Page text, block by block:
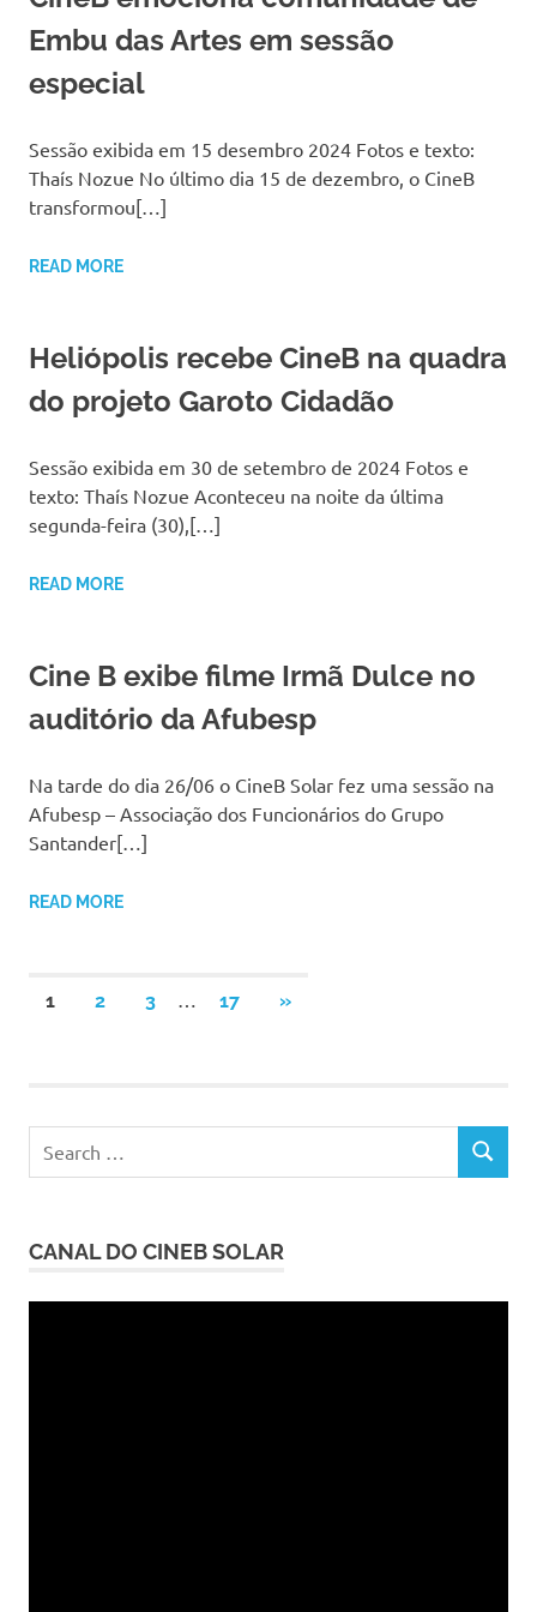
Embu das Artes em sessão
especial
Sessão exibida em 15 desembro 2024 Fotos e texto:
Thaís Nozue No último dia 15 de dezembro, o CineB
transformou[…]
READ MORE
Heliópolis recebe CineB na quadra
do projeto Garoto Cidadão
Sessão exibida em 30 de setembro de 2024 Fotos e
texto: Thaís Nozue Aconteceu na noite da última
segunda-feira (30),[…]
READ MORE
Cine B exibe filme Irmã Dulce no
auditório da Afubesp
Na tarde do dia 26/06 o CineB Solar fez uma sessão na
Afubesp – Associação dos Funcionários do Grupo
Santander[…]
READ MORE
Navegação
1 2 3 … 17
NEXT
»
SEARCH
CANAL DO CINEB SOLAR